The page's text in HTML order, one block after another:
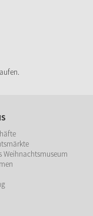
Weihnachtsmuseum